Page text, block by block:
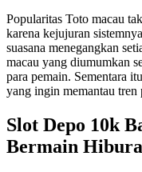
Popularitas Toto macau
karena kejujuran
suasana menegangkan
macau yang diumumkan
para pemain. Sementara
yang ingin memantau
Slot Depo 10k
Bermain